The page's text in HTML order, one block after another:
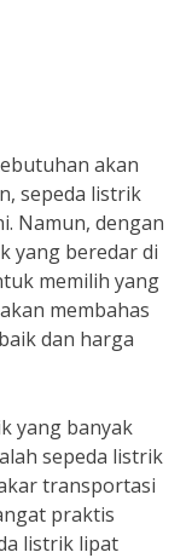
akan
sepeda listrik
Namun, dengan
yang beredar di
memilih yang
membahas
dan harga
yang banyak
sepeda listrik
transportasi
praktis
listrik lipat